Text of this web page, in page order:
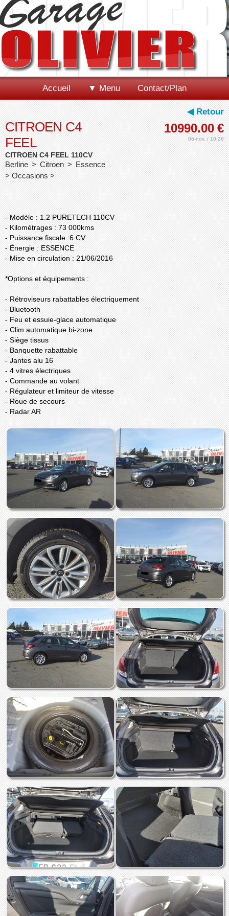
Accueil ▼ Menu Contact/Plan
◀ Retour
10990.00 €
06-nov. / 10:26
CITROEN C4
FEEL
CITROEN C4 FEEL 110CV
Berline > Citroen > Essence
> Occasions >
- Modèle : 1.2 PURETECH 110CV
- Kilométrages : 73 000kms
- Puissance fiscale :6 CV
- Énergie : ESSENCE
- Mise en circulation : 21/06/2016
*Options et équipements :
- Rétroviseurs rabattables électriquement
- Bluetooth
- Feu et essuie-glace automatique
- Clim automatique bi-zone
- Siège tissus
- Banquette rabattable
- Jantes alu 16
- 4 vitres électriques
- Commande au volant
- Régulateur et limiteur de vitesse
- Roue de secours
- Radar AR